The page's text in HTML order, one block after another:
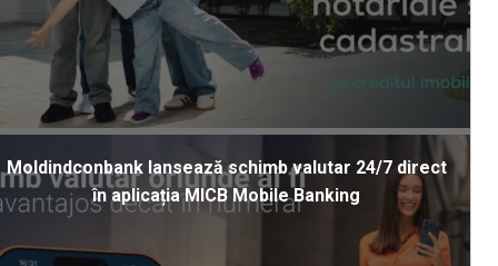
Moldindconbank lansează schimb valutar 24/7 direct
în aplicația MICB Mobile Banking